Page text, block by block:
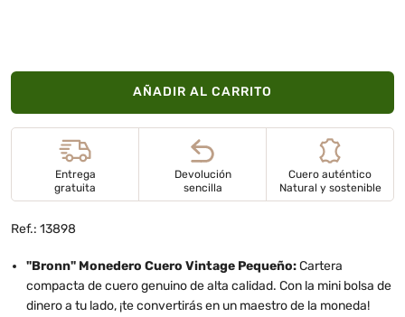
AÑADIR AL CARRITO
Entrega
gratuita
Devolución
sencilla
Cuero auténtico
Natural y sostenible
Ref.: 13898
"Bronn" Monedero Cuero Vintage Pequeño:Cartera
compacta de cuero genuino de alta calidad. Con la mini bolsa de
dinero a tu lado, ¡te convertirás en un maestro de la moneda!